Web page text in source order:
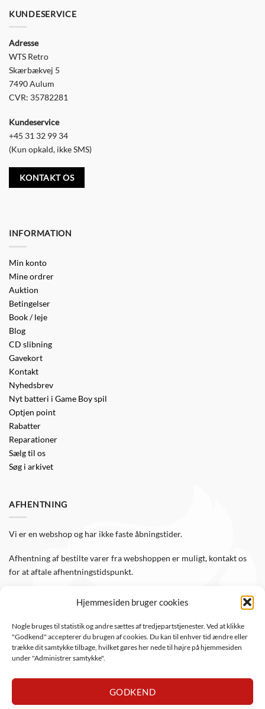
Hjemmesiden bruger cookies
Nogle bruges til statistik og andre sættes af tredjepartstjenester. Ved at klikke
"Godkend" accepterer du brugen af cookies. Du kan til enhver tid ændre eller
trække dit samtykke tilbage, hvilket gøres her nede til højre på hjemmesiden
under "Administrer samtykke".
GODKEND
Mulighederne
KUNDESERVICE
Adresse
WTS Retro
Skærbækvej 5
7490 Aulum
CVR: 35782281
Kundeservice
+45 31 32 99 34
(Kun opkald, ikke SMS)
KONTAKT OS
INFORMATION
Min konto
Mine ordrer
Auktion
Betingelser
Book / leje
Blog
CD slibning
Gavekort
Kontakt
Nyhedsbrev
Nyt batteri i Game Boy spil
Optjen point
Rabatter
Reparationer
Sælg til os
Søg i arkivet
AFHENTNING
Vi er en webshop og har ikke faste åbningstider.
Afhentning af bestilte varer fra webshoppen er muligt, kontakt os
for at aftale afhentningstidspunkt.
Følg WTS Retro på de sociale medier, så er du altid opdateret.